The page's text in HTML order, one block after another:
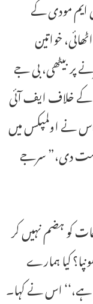
ایم مودی کے
خواتین
دھرنے پر بیٹھی، بی جے
کے خلاف ایف آئی
نے اولمپکس میں
دی،” سرجے
کو ہضم نہیں کر
کیا ہمارے
ہے،‘‘ اس نے کہا۔